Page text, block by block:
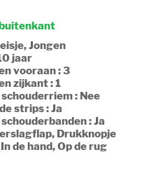
Jongen
jaar
vooraan : 3
zijkant : 1
: Nee
strips : Ja
: Ja
Drukknopje
de hand, Op de rug